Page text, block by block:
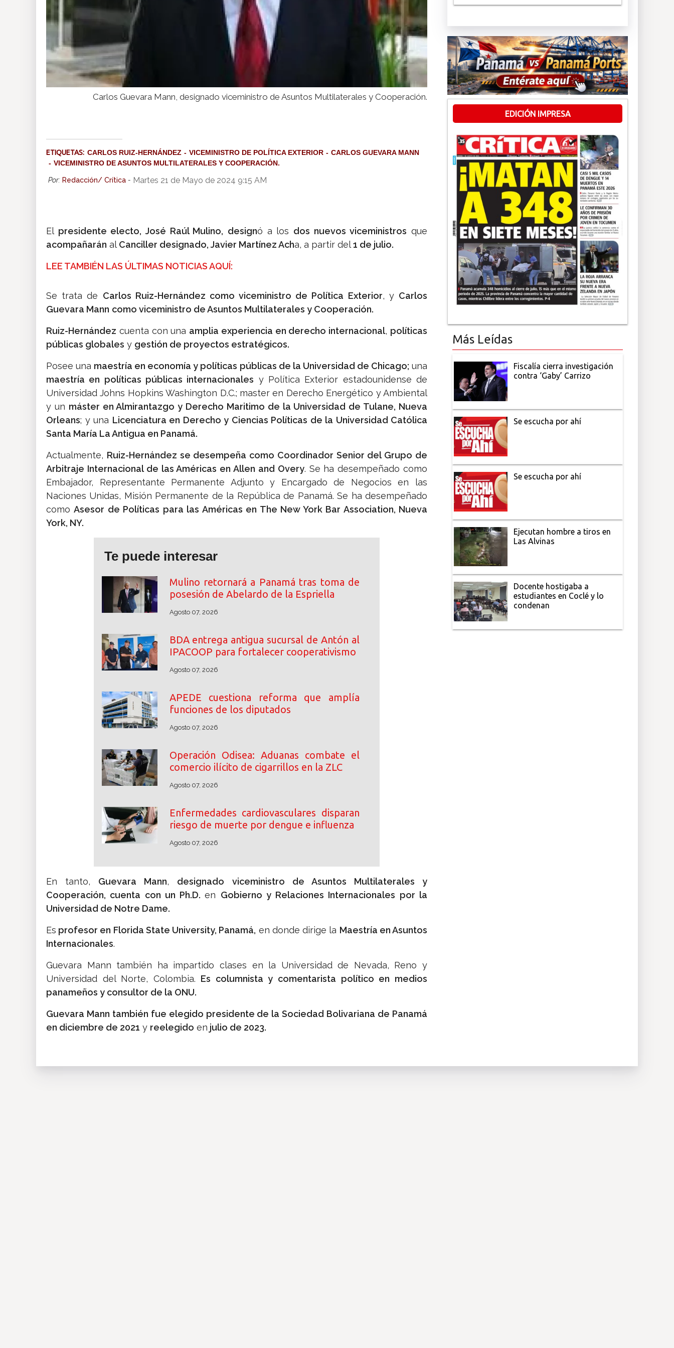
Carlos Guevara Mann, designado viceministro de Asuntos Multilaterales y Cooperación.
ETIQUETAS: CARLOS RUIZ-HERNÁNDEZ VICEMINISTRO DE POLÍTICA EXTERIOR
CARLOS GUEVARA MANN
VICEMINISTRO DE ASUNTOS MULTILATERALES Y COOPERACIÓN.
Por: Redacción/ Crítica - Martes 21 de Mayo de 2024 9:15 AM
El presidente electo, José Raúl Mulino, designó a los dos nuevos viceministros que
acompañarán alCanciller designado, Javier Martínez Acha, a partir del1 de julio.
LEE TAMBIÉN LAS ÚLTIMAS NOTICIAS AQUÍ:
Se trata de Carlos Ruiz-Hernández como viceministro de Política Exterior, y Carlos
Guevara Mann como viceministro de Asuntos Multilaterales y Cooperación.
Ruiz-Hernández cuenta con una amplia experiencia en derecho internacional, políticas
públicas globales y gestión de proyectos estratégicos.
Posee una maestría en economía y políticas públicas de la Universidad de Chicago; una
maestría en políticas públicas internacionales y Política Exterior estadounidense de
Universidad Johns Hopkins Washington D.C.; master en Derecho Energético y Ambiental
y un máster en Almirantazgo y Derecho Maritimo de la Universidad de Tulane, Nueva
Orleans; y una Licenciatura en Derecho y Ciencias Políticas de la Universidad Católica
Santa María La Antigua en Panamá.
Actualmente, Ruiz-Hernández se desempeña como Coordinador Senior del Grupo de
Arbitraje Internacional de las Américas en Allen and Overy. Se ha desempeñado como
Embajador, Representante Permanente Adjunto y Encargado de Negocios en las
Naciones Unidas, Misión Permanente de la República de Panamá. Se ha desempeñado
comoAsesor de Políticas para las Américas en The New York Bar Association, Nueva
York, NY.
Te puede interesar
Mulino retornará a Panamá tras toma de
posesión de Abelardo de la Espriella
Agosto 07, 2026
BDA entrega antigua sucursal de Antón al
IPACOOP para fortalecer cooperativismo
Agosto 07, 2026
APEDE cuestiona reforma que amplía
funciones de los diputados
Agosto 07, 2026
Operación Odisea: Aduanas combate el
comercio ilícito de cigarrillos en la ZLC
Agosto 07, 2026
Enfermedades cardiovasculares disparan
riesgo de muerte por dengue e influenza
Agosto 07, 2026
En tanto, Guevara Mann, designado viceministro de Asuntos Multilaterales y
Cooperación, cuenta con un Ph.D.en Gobierno y Relaciones Internacionales por la
Universidad de Notre Dame.
Es profesor en Florida State University, Panamá, en donde dirige la Maestría en Asuntos
Internacionales.
Guevara Mann también ha impartido clases en la Universidad de Nevada, Reno y
Universidad del Norte, Colombia. Es columnista y comentarista político en medios
panameños y consultor de la ONU.
Guevara Mann también fue elegido presidente de la Sociedad Bolivariana de Panamá
en diciembre de 2021 y reelegido en julio de 2023.
EDICIÓN IMPRESA
Más Leídas
Fiscalía cierra investigación
contra ‘Gaby’ Carrizo
Se escucha por ahí
Se escucha por ahí
Ejecutan hombre a tiros en
Las Alvinas
Docente hostigaba a
estudiantes en Coclé y lo
condenan